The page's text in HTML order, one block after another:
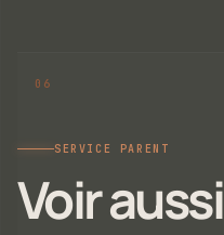
SERVICE PARENT
Voir aussi